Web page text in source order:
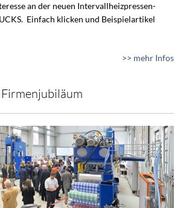
an der neuen Intervallheizpressen-
Einfach klicken und Beispielartikel
>> mehr Infos